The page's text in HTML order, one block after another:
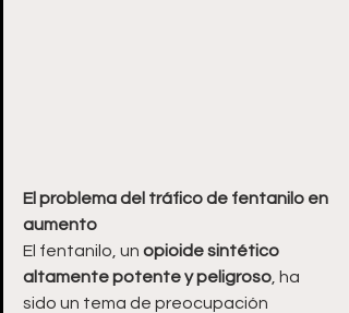
El problema del tráfico de fentanilo en
aumento
El fentanilo, un opioide sintético
altamente potente y peligroso , ha
sido un tema de preocupación